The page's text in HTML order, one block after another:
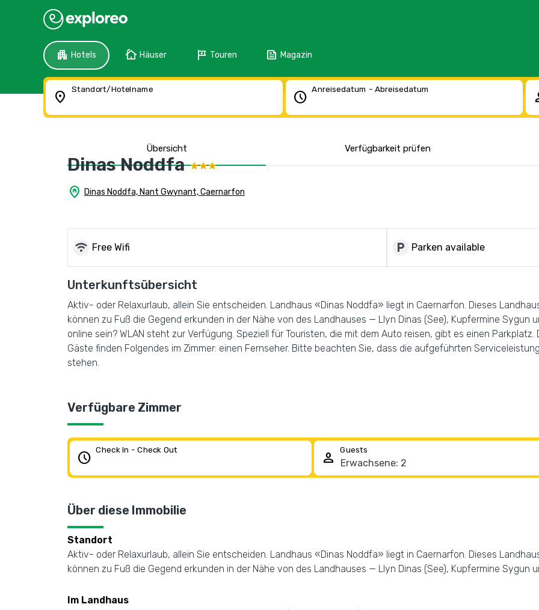
apartment Hotels cottage Häuser tour Touren feed Magazin
location_on Standort/Hotelname schedule Anreisedatum - Abreisedatum
Übersicht Verfügbarkeit prüfen
Dinas Noddfa
home_pin Dinas Noddfa, Nant Gwynant, Caernarfon
wifi Free Wifi local_parking Parken available
Unterkunftsübersicht
Aktiv- oder Relaxurlaub, allein Sie entscheiden. Landhaus «Dinas Noddfa» liegt in Caernarfon. Dieses
können zu Fuß die Gegend erkunden in der Nähe von des Landhauses — Llyn Dinas (See), Kupfermine Sygun
online sein? WLAN steht zur Verfügung. Speziell für Touristen, die mit dem Auto reisen, gibt es einen
Gäste finden Folgendes im Zimmer: einen Fernseher. Bitte beachten Sie, dass die aufgeführten
stehen.
Verfügbare Zimmer
schedule Check In - Check Out person Guests
Über diese Immobilie
Standort
Aktiv- oder Relaxurlaub, allein Sie entscheiden. Landhaus «Dinas Noddfa» liegt in Caernarfon. Dieses
können zu Fuß die Gegend erkunden in der Nähe von des Landhauses — Llyn Dinas (See), Kupfermine Sygun
Im Landhaus